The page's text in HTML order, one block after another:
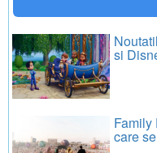
si
Family
care